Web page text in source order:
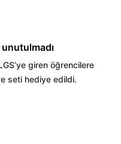
giren öğrencilere
seti hediye edildi.